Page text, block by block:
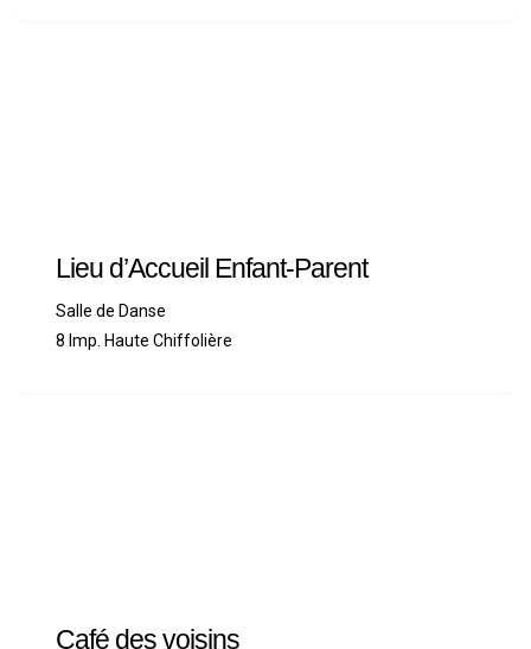
Lieu d’Accueil Enfant-Parent
Salle de Danse
8 Imp. Haute Chiffolière
Café des voisins